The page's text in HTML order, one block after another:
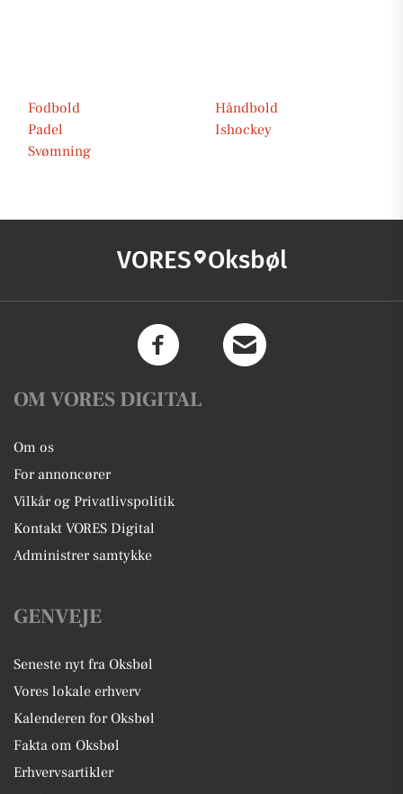
Fodbold
Håndbold
Padel
Ishockey
Svømning
VORES Oksbøl
OM VORES DIGITAL
Om os
For annoncører
Vilkår og Privatlivspolitik
Kontakt VORES Digital
Administrer samtykke
GENVEJE
Seneste nyt fra Oksbøl
Vores lokale erhverv
Kalenderen for Oksbøl
Fakta om Oksbøl
Erhvervsartikler